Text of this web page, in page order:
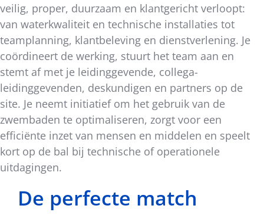
veilig, proper, duurzaam en klantgericht verloopt:
van waterkwaliteit en technische installaties tot
teamplanning, klantbeleving en dienstverlening. Je
coördineert de werking, stuurt het team aan en
stemt af met je leidinggevende, collega-
leidinggevenden, deskundigen en partners op de
site. Je neemt initiatief om het gebruik van de
zwembaden te optimaliseren, zorgt voor een
efficiënte inzet van mensen en middelen en speelt
kort op de bal bij technische of operationele
uitdagingen.
De perfecte match